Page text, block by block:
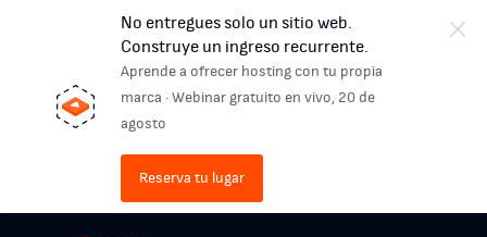
No entregues solo un sitio web.
Construye un ingreso recurrente.
Aprende a ofrecer hosting con tu propia
marca · Webinar gratuito en vivo, 20 de
agosto
Reserva tu lugar